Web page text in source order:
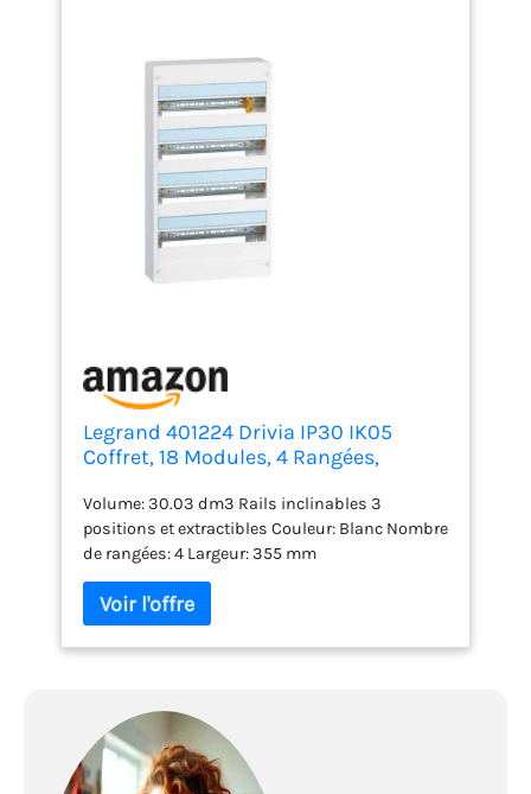
Legrand 401224 Drivia IP30 IK05
Coffret, 18 Modules, 4 Rangées,
Volume: 30.03 dm3 Rails inclinables 3
positions et extractibles Couleur: Blanc Nombre
de rangées: 4 Largeur: 355 mm